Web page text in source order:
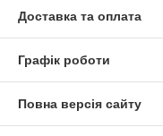
Доставка та оплата
Графік роботи
Повна версія сайту